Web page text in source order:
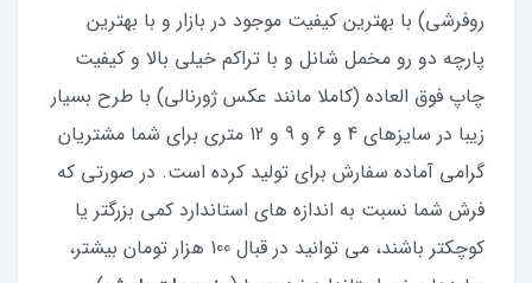
روفرشی) با بهترین کیفیت موجود در بازار و با بهترین
پارچه دو رو مخمل شانل و با تراکم خیلی بالا و کیفیت
چاپ فوق العاده (کاملا مانند عکس ژورنالی) با طرح بسیار
زیبا در سایزهای 4 و 6 و 9 و 12 متری برای شما مشتریان
گرامی آماده سفارش برای تولید کرده است. در صورتی که
فرش شما نسبت به اندازه های استاندارد کمی بزرگتر یا
کوچکتر باشند، می توانید در قبال 100 هزار تومان بیشتر،